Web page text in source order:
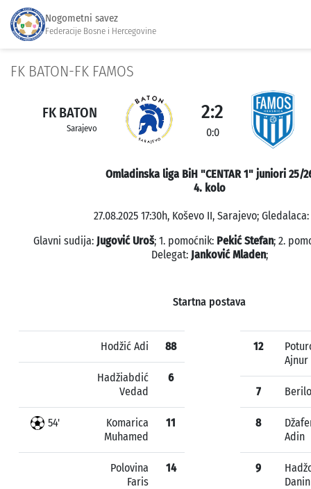
Nogometni savez
Federacije Bosne i Hercegovine
FK BATON-FK FAMOS
FK BATON
Sarajevo
2:2
0:0
Omladinska liga BiH "CENTAR 1" juniori 25/
4. kolo
27.08.2025 17:30h, Koševo II, Sarajevo;
Glavni sudija: Jugović Uroš; 1. pomoćnik: Pekić Stefan; 2.
Delegat: Janković Mladen;
Startna postava
Hodžić Adi 88
Hadžiabdić
Vedad
6
54'
Komarica
Muhamed
11
Polovina
Faris
14
12
Ajnur
7
8
Adin
9
Danin